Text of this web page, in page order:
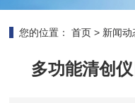
您的位置： 首页 > 新闻动
多功能清创